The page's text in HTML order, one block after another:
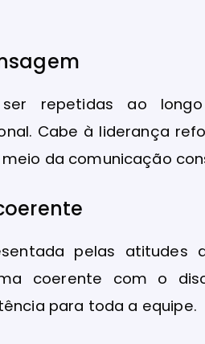
ser repetidas ao
Cabe à liderança
da comunicação
pelas atitudes
coerente com o
para toda a equipe.